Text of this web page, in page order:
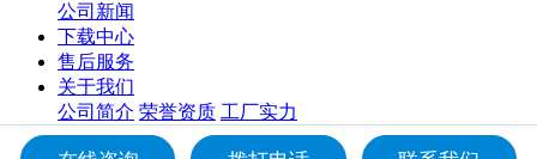
公司新闻
下载中心
售后服务
关于我们
公司简介 荣誉资质 工厂实力
联系我们